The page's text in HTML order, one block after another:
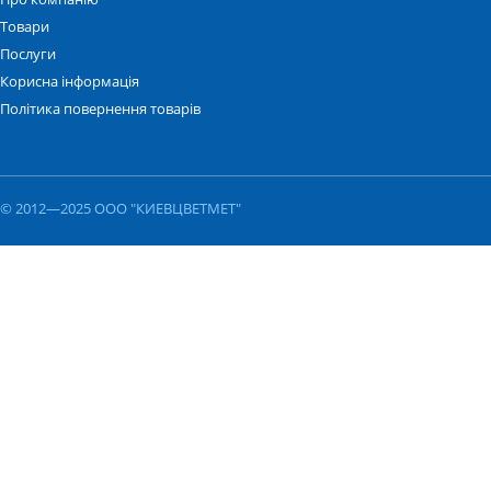
Товари
Послуги
Корисна інформація
Політика повернення товарів
© 2012—2025 ООО "КИЕВЦВЕТМЕТ"